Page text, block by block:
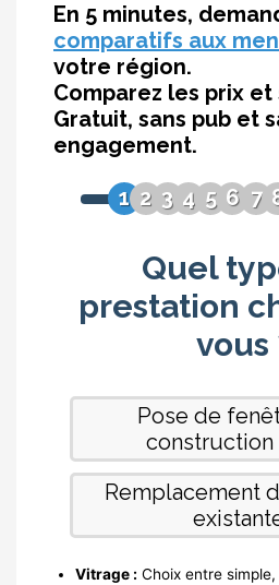
Vitrage : Choix entre